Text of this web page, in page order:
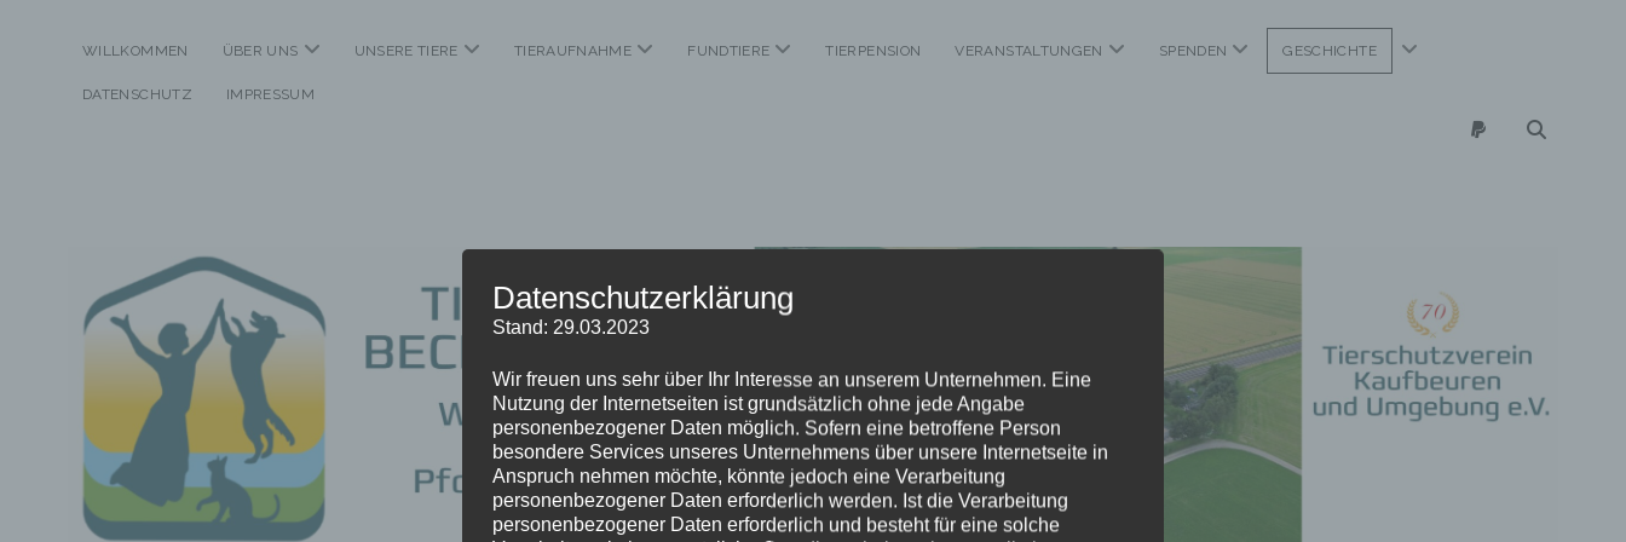
WILLKOMMEN ÜBER UNS Menü
UNSERE TIERE Menü
TIERAUFNAHME Menü
FUNDTIERE Menü
TIERPENSION VERANSTALTUNGEN Menü
SPENDEN Menü
GESCHICHTE
Menü
DATENSCHUTZ IMPRESSUM
paypal
Tierheim
Beckstetten
Datenschutzerklärung
Stand: 29.03.2023
Wir freuen uns sehr über Ihr Interesse an unserem Unternehmen. Eine
Nutzung der Internetseiten ist grundsätzlich ohne jede Angabe
personenbezogener Daten möglich. Sofern eine betroffene Person
besondere Services unseres Unternehmens über unsere Internetseite in
Anspruch nehmen möchte, könnte jedoch eine Verarbeitung
personenbezogener Daten erforderlich werden. Ist die Verarbeitung
personenbezogener Daten erforderlich und besteht für eine solche